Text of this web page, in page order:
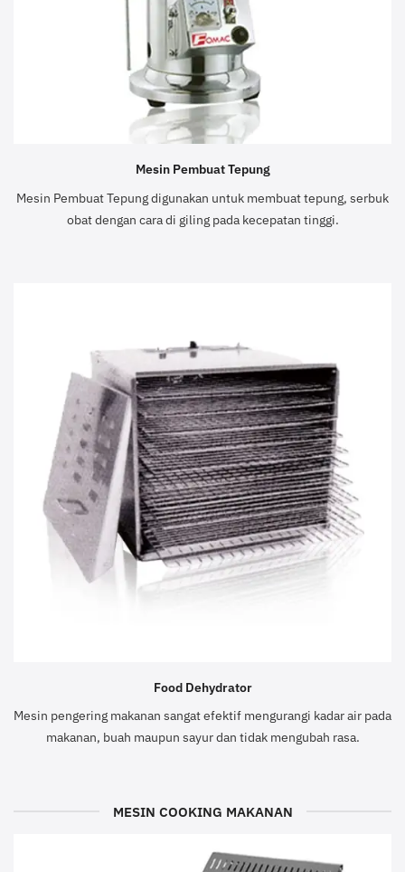
Mesin Pembuat Tepung
Mesin Pembuat Tepung digunakan untuk membuat tepung, serbuk
obat dengan cara di giling pada kecepatan tinggi.
Food Dehydrator
Mesin pengering makanan sangat efektif mengurangi kadar air pada
makanan, buah maupun sayur dan tidak mengubah rasa.
MESIN COOKING MAKANAN